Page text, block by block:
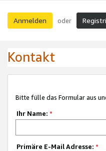
Anmelden oder
Kontakt
Bitte fülle das Formular aus
Ihr Name: *
Primäre E-Mail Adresse: *